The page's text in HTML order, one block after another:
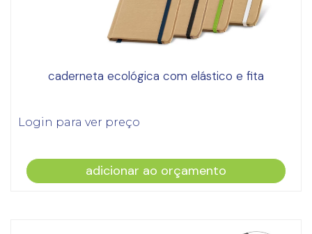
caderneta ecológica com elástico e fita
Login para ver preço
adicionar ao orçamento